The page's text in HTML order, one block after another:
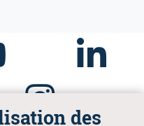
Linkedin
Instagram
des